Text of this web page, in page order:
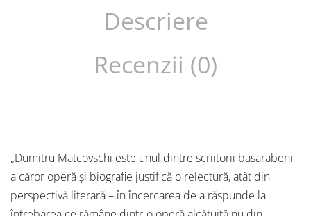
Descriere
Recenzii (0)
„Dumitru Matcovschi este unul dintre scriitorii basarabeni
a căror operă şi biografie justifică o relectură, atât din
perspectivă literară – în încercarea de a răspunde la